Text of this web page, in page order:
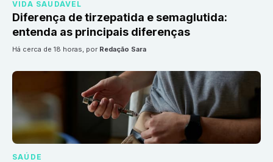
VIDA SAUDÁVEL
Diferença de tirzepatida e semaglutida:
entenda as principais diferenças
há cerca de 18 horas, por Redação Sara
SAÚDE